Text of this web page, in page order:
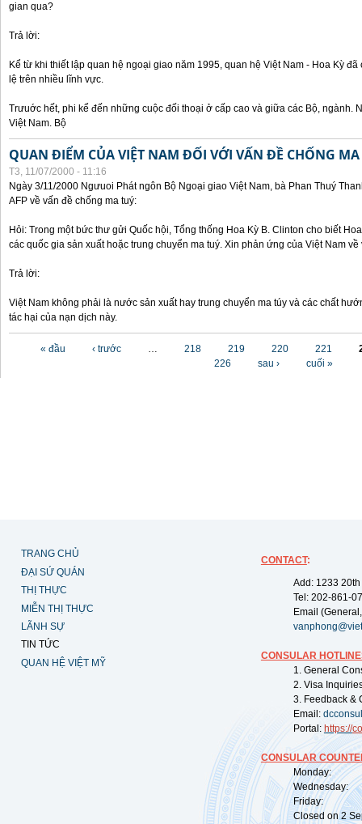
gian qua?
Trả lời:
Kể từ khi thiết lập quan hệ ngoại giao năm 1995, quan hệ Việt Nam - Hoa Kỳ
lệ trên nhiều lĩnh vực.
Trưuớc hết, phi kể đến những cuộc đối thoại ở cấp cao và giữa các Bộ, ngành.
Việt Nam. Bộ
QUAN ĐIỂM CỦA VIỆT NAM ĐỐI VỚI VẤN ĐỀ CHỐNG MA
T3, 11/07/2000 - 11:16
Ngày 3/11/2000 Ngưuoi Phát ngôn Bộ Ngoại giao Việt Nam, bà Phan Thuý
AFP về vấn đề chống ma tuý:
Hỏi: Trong một bức thư gửi Quốc hội, Tổng thống Hoa Kỳ B. Clinton cho biết
các quốc gia sản xuất hoặc trung chuyển ma tuý. Xin phản ứng của Việt Nam về
Trả lời:
Việt Nam không phải là nước sản xuất hay trung chuyển ma túy và các chất
tác hại của nạn dịch này.
« đầu ‹ trước … 218 219 220 221
226
sau › cuối »
TRANG CHỦ
ĐẠI SỨ QUÁN
THỊ THỰC
MIỄN THỊ THỰC
LÃNH SỰ
TIN TỨC
QUAN HỆ VIỆT MỸ
CONTACT:
Add: 1233
Tel: 202-861-
Email
CONSULAR
1. General
2. Visa
3. Feedback &
Email:
Portal: https://
CONSULAR
Monday:
Wednesday:
Friday:
Closed on 2